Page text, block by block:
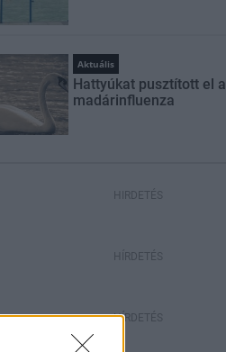
Aktuális
Hattyúkat pusztított el a
madárinfluenza
HIRDETÉS
HÍRDETÉS
HÍRDETÉS